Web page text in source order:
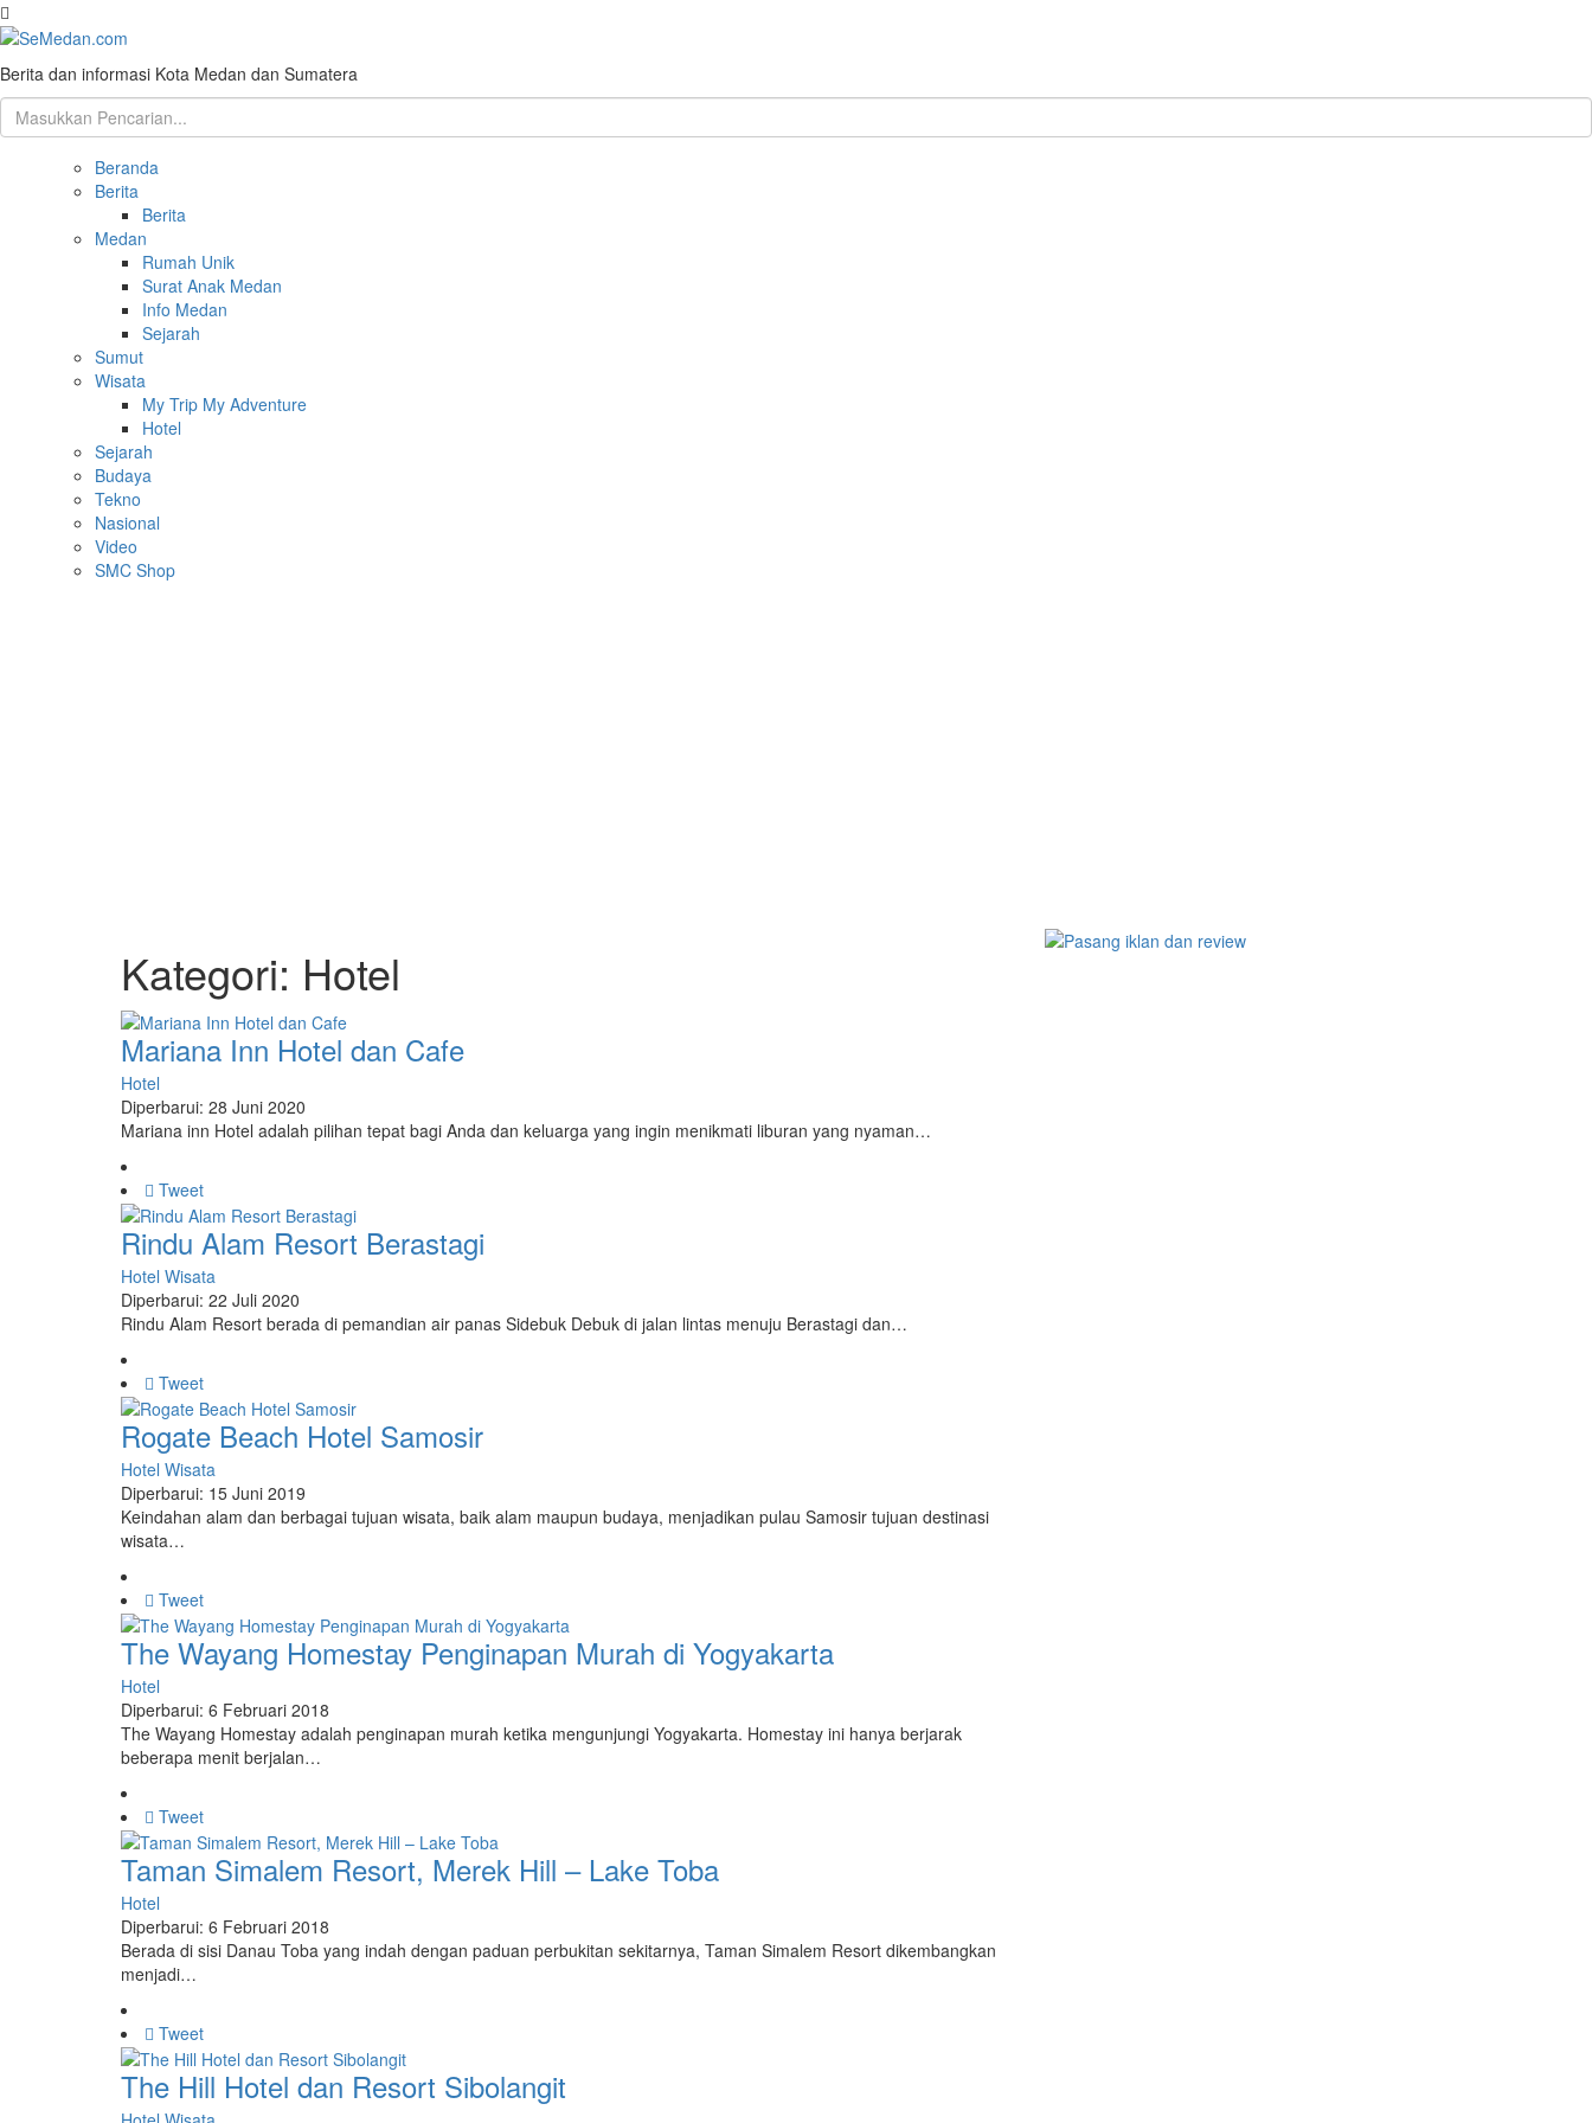
Berita dan informasi Kota Medan dan Sumatera
Beranda
Berita
Berita
Medan
Rumah Unik
Surat Anak Medan
Info Medan
Sejarah
Sumut
Wisata
My Trip My Adventure
Hotel
Sejarah
Budaya
Tekno
Nasional
Video
SMC Shop
Kategori: Hotel
Mariana Inn Hotel dan Cafe
Hotel
Diperbarui: 28 Juni 2020
Mariana inn Hotel adalah pilihan tepat bagi Anda dan keluarga yang ingin menikmati liburan yang nyaman…
Tweet
Rindu Alam Resort Berastagi
Hotel Wisata
Diperbarui: 22 Juli 2020
Rindu Alam Resort berada di pemandian air panas Sidebuk Debuk di jalan lintas menuju Berastagi dan…
Tweet
Rogate Beach Hotel Samosir
Hotel Wisata
Diperbarui: 15 Juni 2019
Keindahan alam dan berbagai tujuan wisata, baik alam maupun budaya, menjadikan pulau Samosir tujuan destinasi
wisata…
Tweet
The Wayang Homestay Penginapan Murah di Yogyakarta
Hotel
Diperbarui: 6 Februari 2018
The Wayang Homestay adalah penginapan murah ketika mengunjungi Yogyakarta. Homestay ini hanya berjarak
beberapa menit berjalan…
Tweet
Taman Simalem Resort, Merek Hill – Lake Toba
Hotel
Diperbarui: 6 Februari 2018
Berada di sisi Danau Toba yang indah dengan paduan perbukitan sekitarnya, Taman Simalem Resort dikembangkan
menjadi…
Tweet
The Hill Hotel dan Resort Sibolangit